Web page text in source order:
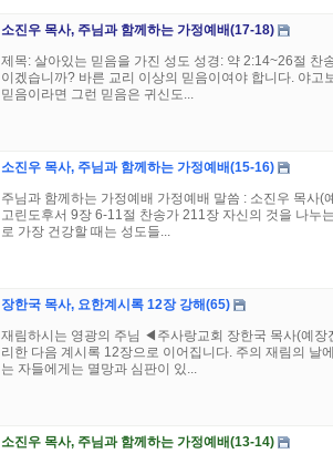
소진우 목사, 주님과 함께하는 가정예배(17-18)
제목: 살아있는 믿음을 가진 성도 성경: 약 2:14~26절
이겠습니까? 바른 교리 이상의 믿음이여야 합니다. 야
믿음이라면 그런 믿음은 귀신도...
소진우 목사, 주님과 함께하는 가정예배(15-16)
주님과 함께하는 가정예배 가정예배 말씀 : 소진우 목사
고린도후서 9장 6-11절 찬송가 211장 자신의 것을 나누
로 가장 건강할 때는 성도들...
장한국 목사, 요한계시록 12장 강해(65)
재림하시는 영광의 주님 ◀주사랑교회 장한국 목사(예
리한 다음 계시록 12장으로 이어집니다. 주의 재림의 날
는 자들에게는 멸망과 심판이 있...
소진우 목사, 주님과 함께하는 가정예배(13-14)